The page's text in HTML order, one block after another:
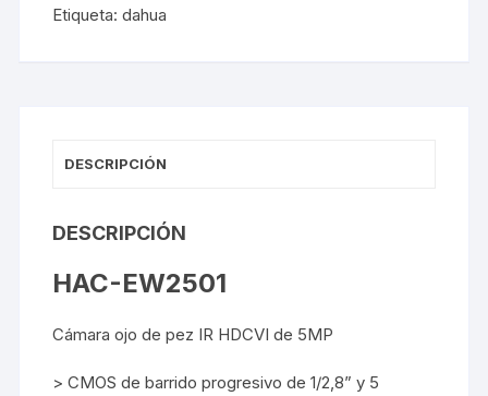
Etiqueta:dahua
DESCRIPCIÓN
DESCRIPCIÓN
HAC-EW2501
Cámara ojo de pez IR HDCVI de 5MP
> CMOS de barrido progresivo de 1/2,8” y 5